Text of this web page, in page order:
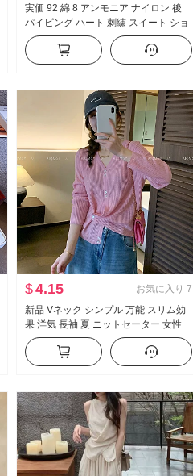
実価 92 綿 8 アンモニア ナイロン 後
パイピング ハート 刺繍 スイート ショ
ート丈 ポロ襟 Tシャツ スリムフィット
小柄 トレンド
$4.15 お気に入り 7
新品 Vネック シンプル 万能 スリム効
果 洋気 長袖 夏 ニットセーター 女性
洋気 無地 トップス